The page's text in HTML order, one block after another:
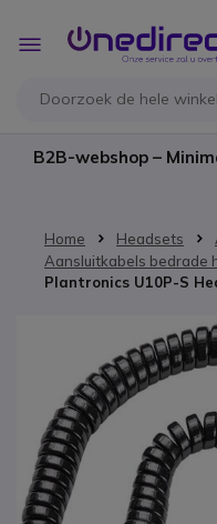
Toggle
Nav
B2B-webshop –
Home Headsets
Aansluitkabels bedrade
Plantronics U10P-S
Ga naar het einde van de